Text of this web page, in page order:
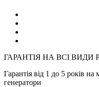
ГАРАНТІЯ НА ВСІ ВИДИ
Гарантія від 1 до 5 років
генератори